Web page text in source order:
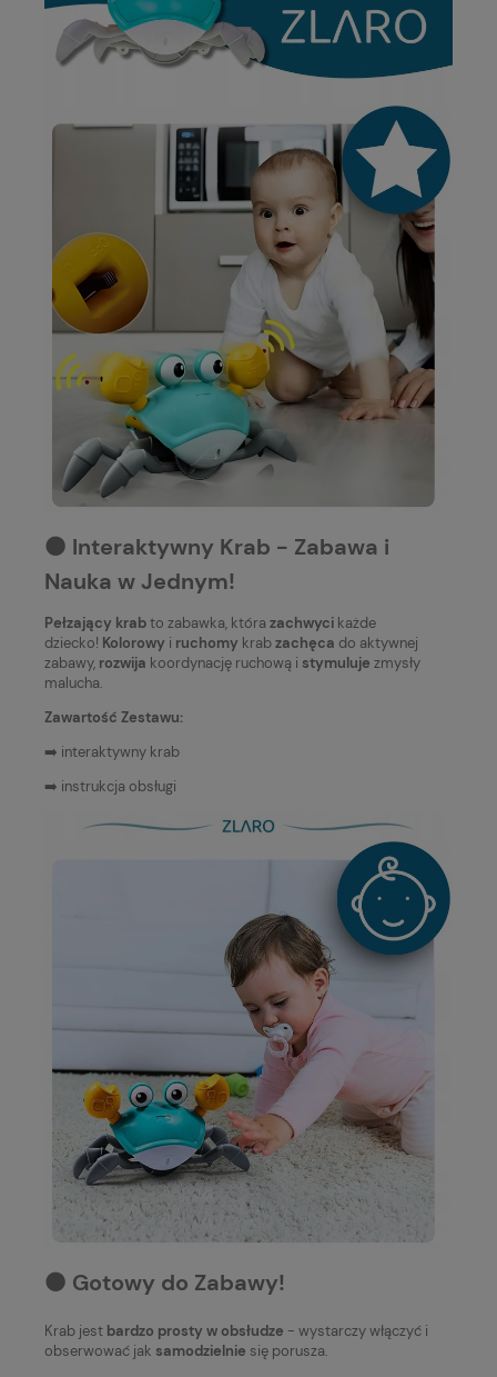
⚫️ Interaktywny Krab - Zabawa i
Nauka w Jednym!
Pełzający krabto zabawka, która zachwyci każde
dziecko! Kolorowy i ruchomy krabzachęca do aktywnej
zabawy, rozwija koordynację ruchową i stymuluje zmysły
malucha.
Zawartość Zestawu:
➡️ interaktywny krab
➡️ instrukcja obsługi
⚫️ Gotowy do Zabawy!
Krab jest bardzo prosty w obsłudze - wystarczy włączyć i
obserwować jak samodzielnie się porusza.